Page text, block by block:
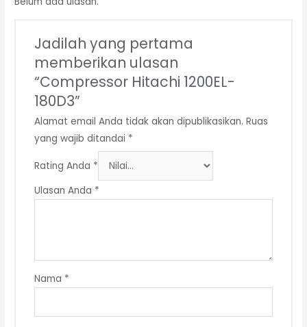
Jadilah yang pertama
memberikan ulasan
“Compressor Hitachi 1200EL-
180D3”
Alamat email Anda tidak akan dipublikasikan. Ruas
yang wajib ditandai *
Rating Anda *
Ulasan Anda *
Nama *